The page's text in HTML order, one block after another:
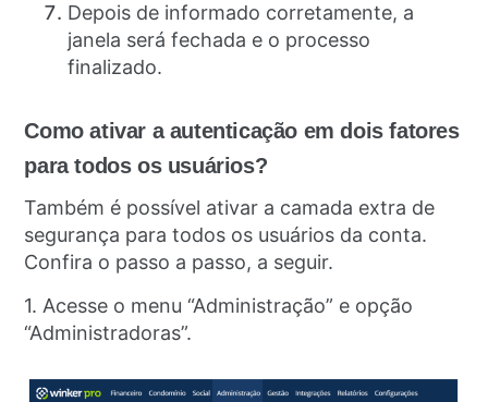
Depois de informado corretamente, a
janela será fechada e o processo
finalizado.
Como ativar a autenticação em dois fatores
para todos os usuários?
Também é possível ativar a camada extra de
segurança para todos os usuários da conta.
Confira o passo a passo, a seguir.
1. Acesse o menu “Administração” e opção
“Administradoras”.